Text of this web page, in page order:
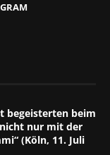
begeisterten beim
nur mit der
(Köln, 11. Juli